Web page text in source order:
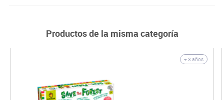
Productos de la misma categoría
+ 3 años